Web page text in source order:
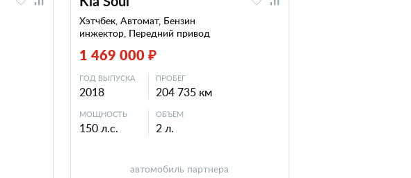
Хэтчбек, Автомат, Бензин
инжектор, Передний привод
1 469 000 ₽
ГОД ВЫПУСКА
2018
ПРОБЕГ
204 735 км
МОЩНОСТЬ
150 л.с.
ОБЪЕМ
2 л.
автомобиль партнера